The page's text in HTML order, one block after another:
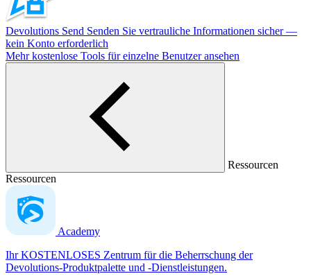
Devolutions Send Senden Sie vertrauliche Informationen sicher —
kein Konto erforderlich
Mehr kostenlose Tools für einzelne Benutzer ansehen
Ressourcen
Ressourcen
Academy
Ihr KOSTENLOSES Zentrum für die Beherrschung der
Devolutions-Produktpalette und -Dienstleistungen.